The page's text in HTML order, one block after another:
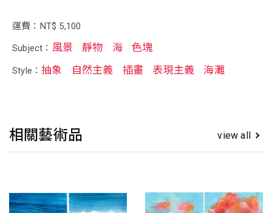
運費：NT$ 5,100
Subject： 風景 靜物 海 色塊
Style：抽象 自然主義 插畫 表現主義 海灘
相關藝術品 view all